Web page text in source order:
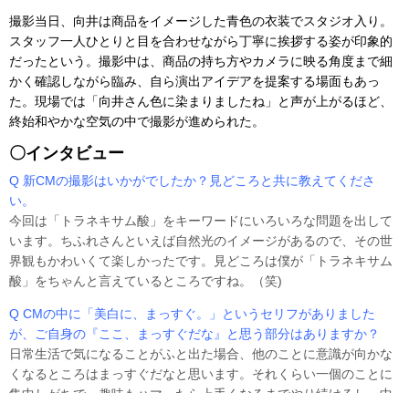
撮影当日、向井は商品をイメージした青色の衣装でスタジオ入り。
スタッフ一人ひとりと目を合わせながら丁寧に挨拶する姿が印象的
だったという。撮影中は、商品の持ち方やカメラに映る角度まで細
かく確認しながら臨み、自ら演出アイデアを提案する場面もあっ
た。現場では「向井さん色に染まりましたね」と声が上がるほど、
終始和やかな空気の中で撮影が進められた。
〇インタビュー
Q 新CMの撮影はいかがでしたか？見どころと共に教えてくださ
い。
今回は「トラネキサム酸」をキーワードにいろいろな問題を出して
います。ちふれさんといえば自然光のイメージがあるので、その世
界観もかわいくて楽しかったです。見どころは僕が「トラネキサム
酸」をちゃんと言えているところですね。（笑)
Q CMの中に「美白に、まっすぐ。」というセリフがありました
が、ご自身の『ここ、まっすぐだな』と思う部分はありますか？
日常生活で気になることがふと出た場合、他のことに意識が向かな
くなるところはまっすぐだなと思います。それくらい一個のことに